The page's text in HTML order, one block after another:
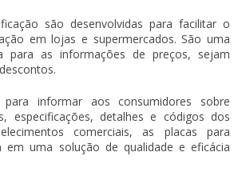
são desenvolvidas para facilitar o
em lojas e supermercados. São uma
para as informações de preços, sejam
para informar aos consumidores sobre
especificações, detalhes e códigos dos
comerciais, as placas para
em uma solução de qualidade e eficácia